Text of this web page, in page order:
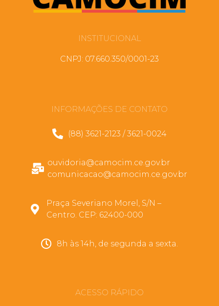
INSTITUCIONAL
CNPJ: 07.660.350/0001-23
INFORMAÇÕES DE CONTATO
(88) 3621-2123 / 3621-0024
ouvidoria@camocim.ce.gov.br
comunicacao@camocim.ce.gov.br
Praça Severiano Morel, S/N –
Centro. CEP: 62400-000
8h às 14h, de segunda a sexta.
ACESSO RÁPIDO